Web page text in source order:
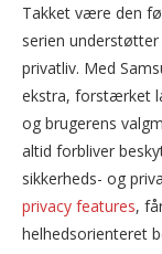
Takket være den
serien
privatliv. Med
ekstra, forstærket
og brugerens
altid forbliver
sikkerheds- og
privacy features,
helhedsorienteret